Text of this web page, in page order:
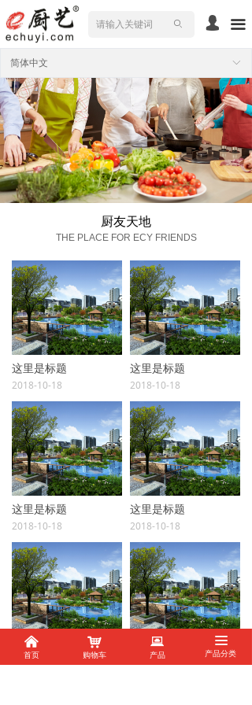
넙 끀
ꄙ
ꀅ
简体中文
厨友天地
THE PLACE FOR ECY FRIENDS
这里是标题
2018-10-18
这里是标题
2018-10-18
这里是标题
2018-10-18
这里是标题
2018-10-18
这里是标题
2018-10-18
这里是标题
2018-10-18
낀
首页
낙
购物车
뀵
产品
#
产品分类
끀